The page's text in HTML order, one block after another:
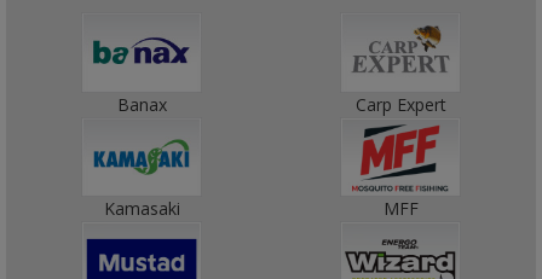
Banax Carp Expert
Kamasaki MFF